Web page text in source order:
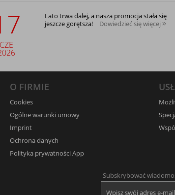
CZE
Lato trwa dalej, a nasza promocja stała się
jeszcze gorętsza!
Dowiedzieć się więcej
O FIRMIE
Cookies
Ogólne warunki umowy
Imprint
Ochrona danych
Polityka prywatności App
Subskrybować